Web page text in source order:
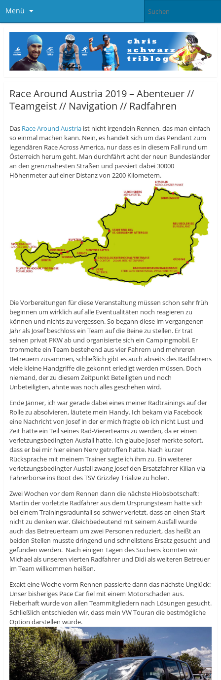
Menü
Race Around Austria 2019 – Abenteuer //
Teamgeist // Navigation // Radfahren
Das Race Around Austriaist nicht irgendein Rennen, das man einfach
so einmal machen kann. Nein, es handelt sich um das Pendant zum
legendären Race Across America, nur dass es in diesem Fall rund um
Österreich herum geht. Man durchfährt acht der neun Bundesländer
an den grenznahesten Straßen und passiert dabei 30000
Höhenmeter auf einer Distanz von 2200 Kilometern.
Die Vorbereitungen für diese Veranstaltung müssen schon sehr früh
beginnen um wirklich auf alle Eventualitäten noch reagieren zu
können und nichts zu vergessen. So begann diese im vergangenen
Jahr als Josef beschloss ein Team auf die Beine zu stellen. Er trat
seinen privat PKW ab und organisierte sich ein Campingmobil. Er
trommelte ein Team bestehend aus vier Fahrern und mehreren
Betreuern zusammen, schließlich gibt es auch abseits des Radfahrens
viele kleine Handgriffe die gekonnt erledigt werden müssen. Doch
niemand, der zu diesem Zeitpunkt Beteiligten und noch
Unbeteiligten, ahnte was noch alles geschehen wird.
Ende Jänner, ich war gerade dabei eines meiner Radtrainings auf der
Rolle zu absolvieren, läutete mein Handy. Ich bekam via Facebook
eine Nachricht von Josef in der er mich fragte ob ich nicht Lust und
Zeit hätte ein Teil seines Rad-Viererteams zu werden, da er einen
verletzungsbedingten Ausfall hatte. Ich glaube Josef merkte sofort,
dass er bei mir hier einen Nerv getroffen hatte. Nach kurzer
Rücksprache mit meinem Trainer sagte ich ihm zu. Ein weiterer
verletzungsbedingter Ausfall zwang Josef den Ersatzfahrer Kilian via
Fahrerbörse ins Boot des TSV Grizzley Trialize zu holen.
Zwei Wochen vor dem Rennen dann die nächste Hiobsbotschaft:
Martin der vorletzte Radfahrer aus dem Ursprungsteam hatte sich
bei einem Trainingsradunfall so schwer verletzt, dass an einen Start
nicht zu denken war. Gleichbedeutend mit seinem Ausfall wurde
auch das Betreuerteam um zwei Personen reduziert, das heißt an
beiden Stellen musste dringend und schnellstens Ersatz gesucht und
gefunden werden. Nach einigen Tagen des Suchens konnten wir
Michael als unseren vierten Radfahrer und Didi als weiteren Betreuer
im Team willkommen heißen.
Exakt eine Woche vorm Rennen passierte dann das nächste Unglück:
Unser bisheriges Pace Car fiel mit einem Motorschaden aus.
Fieberhaft wurde von allen Teammitgliedern nach Lösungen gesucht.
Schließlich entschieden wir, dass mein VW Touran die bestmögliche
Option darstellen würde.